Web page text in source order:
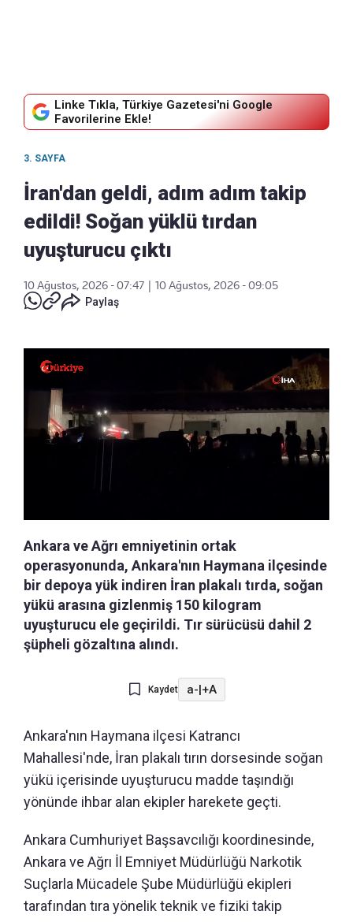
Linke Tıkla, Türkiye Gazetesi'ni Google
Favorilerine Ekle!
3. SAYFA
İran'dan geldi, adım adım takip
edildi! Soğan yüklü tırdan
uyuşturucu çıktı
10 Ağustos, 2026 - 07:47
10 Ağustos, 2026 - 09:05
Paylaş
Ankara ve Ağrı emniyetinin ortak
operasyonunda, Ankara'nın Haymana ilçesinde
bir depoya yük indiren İran plakalı tırda, soğan
yükü arasına gizlenmiş 150 kilogram
uyuşturucu ele geçirildi. Tır sürücüsü dahil 2
şüpheli gözaltına alındı.
Kaydet a-|+A
Ankara'nın Haymana ilçesi Katrancı
Mahallesi'nde, İran plakalı tırın dorsesinde soğan
yükü içerisinde uyuşturucu madde taşındığı
yönünde ihbar alan ekipler harekete geçti.
Ankara Cumhuriyet Başsavcılığı koordinesinde,
Ankara ve Ağrı İl Emniyet Müdürlüğü Narkotik
Suçlarla Mücadele Şube Müdürlüğü ekipleri
tarafından tıra yönelik teknik ve fiziki takip